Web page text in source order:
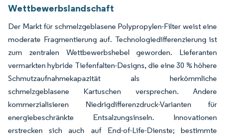
Wettbewerbslandschaft
Der Markt für schmelzgeblasene Polypropylen-Filter weist eine
moderate Fragmentierung auf. Technologiedifferenzierung ist
zum zentralen Wettbewerbshebel geworden. Lieferanten
vermarkten hybride Tiefenfalten-Designs, die eine 30 % höhere
Schmutzaufnahmekapazität als herkömmliche
schmelzgeblasene Kartuschen versprechen. Andere
kommerzialisieren Niedrigdifferenzdruck-Varianten für
energiebeschränkte Entsalzungsinseln. Innovationen
erstrecken sich auch auf End-of-Life-Dienste; bestimmte